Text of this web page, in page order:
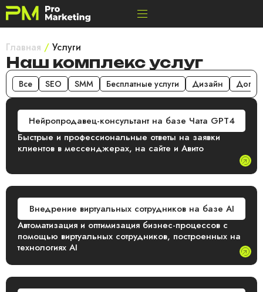
Главная / Услуги
Наш комплекс услуг
SEO SMM Бесплатные услуги Дизайн
Все
Нейропродавец-консультант на базе Чата GPT4
Быстрые и профессиональные ответы на заявки
клиентов в мессенджерах, на сайте и Авито
Внедрение виртуальных сотрудников на базе AI
Автоматизация и оптимизация бизнес-процессов с
помощью виртуальных сотрудников, построенных на
технологиях AI